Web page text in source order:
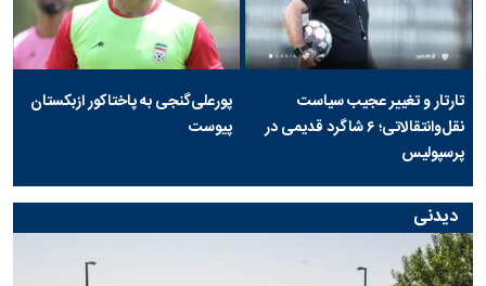
تارتار و تغییر عجیب سیاست
نقل‌وانتقالاتی؛ ۶ شاگرد قدیمی در
پرسپولیس
پورعلی‌گنجی به پاختاکور ازبکستان
پیوست
دیدنی